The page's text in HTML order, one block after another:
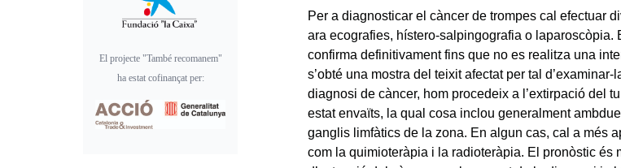
Per a diagnosticar el càncer de trompes cal efectuar
ara ecografies, hístero-salpingografia o laparoscòpia.
confirma definitivament fins que no es realitza una
s’obté una mostra del teixit afectat per tal
diagnosi de càncer, hom procedeix a l’extirpació del
estat envaïts, la qual cosa inclou generalment
ganglis limfàtics de la zona. En algun cas, cal a més
com la quimioteràpia i la radioteràpia. El pronòstic és
El projecte "També recomanem"
ha estat cofinançat per: